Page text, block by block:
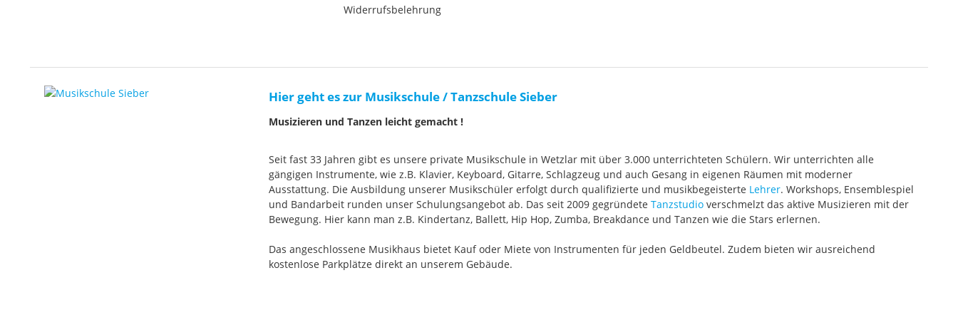
Widerrufsbelehrung
Hier geht es zur Musikschule / Tanzschule Sieber
Musizieren und Tanzen leicht gemacht !
Seit fast 33 Jahren gibt es unsere private Musikschule in Wetzlar mit über 3.000 unterrichteten Schülern. Wir unterrichten alle
gängigen Instrumente, wie z.B. Klavier, Keyboard, Gitarre, Schlagzeug und auch Gesang in eigenen Räumen mit moderner
Ausstattung. Die Ausbildung unserer Musikschüler erfolgt durch qualifizierte und musikbegeisterte Lehrer. Workshops, Ensemblespiel
und Bandarbeit runden unser Schulungsangebot ab. Das seit 2009 gegründete Tanzstudio verschmelzt das aktive Musizieren mit der
Bewegung. Hier kann man z.B. Kindertanz, Ballett, Hip Hop, Zumba, Breakdance und Tanzen wie die Stars erlernen.
Das angeschlossene Musikhaus bietet Kauf oder Miete von Instrumenten für jeden Geldbeutel. Zudem bieten wir ausreichend
kostenlose Parkplätze direkt an unserem Gebäude.